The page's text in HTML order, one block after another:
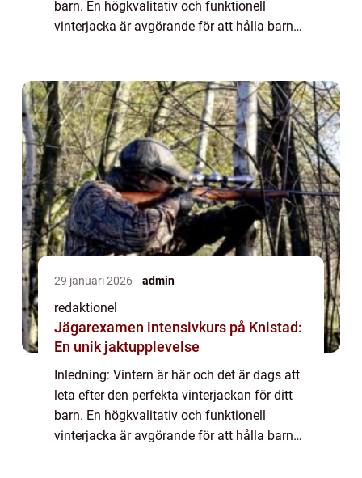
barn. En högkvalitativ och funktionell
vinterjacka är avgörande för att hålla barnet
29 januari 2026 admin
redaktionel
Jägarexamen intensivkurs på Knistad:
En unik jaktupplevelse
Inledning: Vintern är här och det är dags att
leta efter den perfekta vinterjackan för ditt
barn. En högkvalitativ och funktionell
vinterjacka är avgörande för att hålla barnet